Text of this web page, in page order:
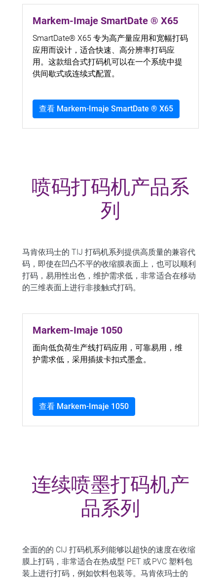
Markem-Imaje SmartDate ® X65
SmartDate® X65 专为高产量应用和宽幅打码
应用而设计，适合快速、高分辨率打码应
用。这款组合式打码机可以在一个系统中提
供间歇式或连续式配置。
查看 Markem-Imaje SmartDate ® X65
喷码打码机产品系
列
马肯依玛士的 TIJ 打码机系列提供高质量的兼容代
码，即使在凹凸不平的收缩膜表面上，也可以顺利
打码，易用性出色，维护需求低，非常适合在移动
的三维表面上进行非接触式打码。
Markem-Imaje 1050
面向低负荷生产线打码应用，可靠易用，维
护需求低，采用插拔卡扣式墨盒。
查看 Markem-Imaje 1050
连续喷墨打码机产
品系列
全面的的 CIJ 打码机系列能够以超快的速度在收缩
膜上打码，非常适合在热成型 PET 或 PVC 塑料包
装上进行打码，例如饮料包装等。马肯依玛士的